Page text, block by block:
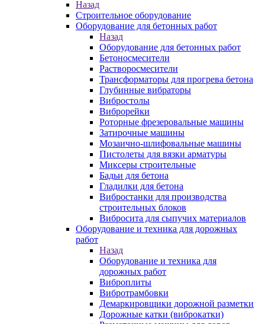
Назад
Строительное оборудование
Оборудование для бетонных работ
Назад
Оборудование для бетонных работ
Бетоносмесители
Растворосмесители
Трансформаторы для прогрева бетона
Глубинные вибраторы
Вибростолы
Виброрейки
Роторные фрезеровальные машины
Затирочные машины
Мозаично-шлифовальные машины
Пистолеты для вязки арматуры
Миксеры строительные
Бадьи для бетона
Гладилки для бетона
Вибростанки для производства
строительных блоков
Вибросита для сыпучих материалов
Оборудование и техника для дорожных
работ
Назад
Оборудование и техника для
дорожных работ
Виброплиты
Вибротрамбовки
Демаркировщики дорожной разметки
Дорожные катки (виброкатки)